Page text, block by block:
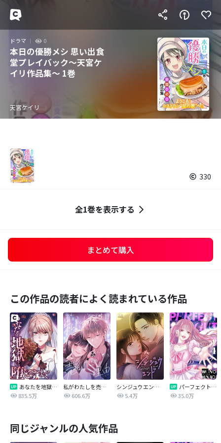
ドラマ 0
本日の優勝メシ 思い出食
堂プレイバック～天宮ケ
イリ作品集～ 1巻
天宮ケイリ
330
全1巻を表示する
まとめて購入
この作品の読者によく読まれている作品
あなたを地獄に堕とすまで
835.5万
私がわたしを売る理由
606.6万
シンジュウエンド【タテヨミ】
5.4万
パーフェクトグリッター
35.0万
同じジャンルの人気作品